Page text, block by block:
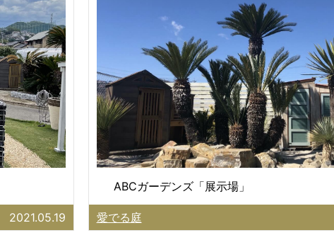
2021.05.19
ABCガーデンズ「展示場」
愛でる庭